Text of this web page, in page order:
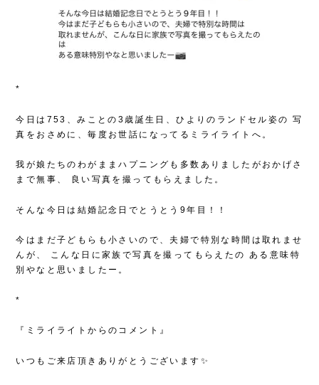
*
今日は753、みことの3歳誕生日、ひよりのランドセル姿の 写
真をおさめに、毎度お世話になってるミライライトへ。
我が娘たちのわがままハプニングも多数ありましたがおかげさ
まで無事、
良い写真を撮ってもらえました。
そんな今日は結婚記念日でとうとう9年目！！
今はまだ子どもらも小さいので、夫婦で特別な時間は取れませ
んが、
こんな日に家族で写真を撮ってもらえたの ある意味特
別やなと思いましたー。
*
『ミライライトからのコメント』
いつもご来店頂きありがとうございます✨